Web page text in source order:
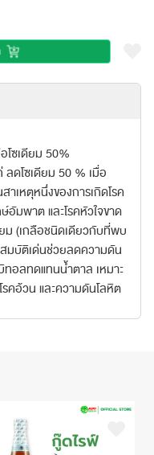
โซเดียม 50%
ดโซเดียม 50 % เมื่อ
าเหตุหนึ่งของการเกิดโรค
มพาต และโรคหัวใจขาด
ม (เกลือชนิดเดียวกับที่พบ
มบัติเด่นช่วยลดความดัน
ทอลทดแทนน้ำตาล เหมาะ
คอ้วน และความดันโลหิต